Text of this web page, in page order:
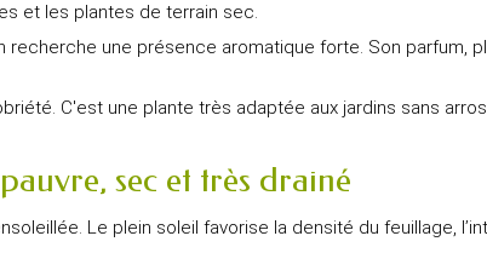
et les plantes de terrain sec.
une présence aromatique forte. Son parfum,
C'est une plante très adaptée aux jardins sans
sec et très drainé
Le plein soleil favorise la densité du feuillage,